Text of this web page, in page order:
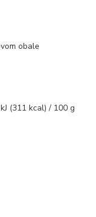
obale
(311 kcal) / 100 g